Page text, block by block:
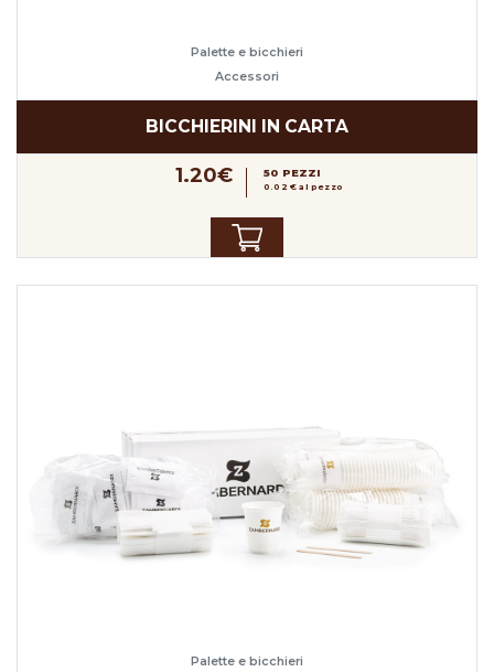
Palette e bicchieri
Accessori
BICCHIERINI IN CARTA
1.20€ 50 PEZZI
0.02 € al pezzo
Palette e bicchieri